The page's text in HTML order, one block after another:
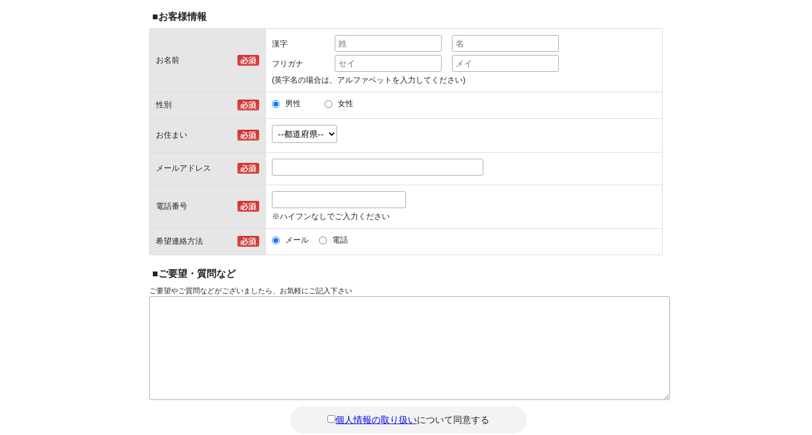
■お客様情報
お名前
漢字
フリガナ
(英字名の場合は、アルファベットを入力してください)
性別 男性 女性
お住まい
メールアドレス
電話番号
※ハイフンなしでご入力ください
希望連絡方法 メール 電話
■ご要望・質問など
ご要望やご質問などがございましたら、お気軽にご記入下さい
個人情報の取り扱いについて同意する